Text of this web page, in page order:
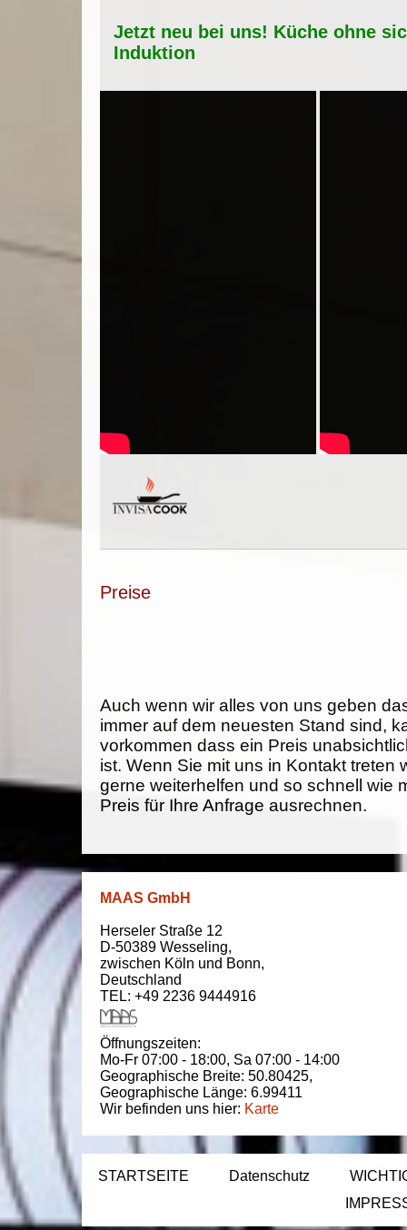
Jetzt neu bei uns! Küche ohne
Induktion
Preise
Auch wenn wir alles von uns geben
immer auf dem neuesten Stand sind,
vorkommen dass ein Preis
ist. Wenn Sie mit uns in Kontakt treten
gerne weiterhelfen und so schnell wie
Preis für Ihre Anfrage ausrechnen.
MAAS GmbH
Herseler Straße 12
D-50389 Wesseling,
zwischen Köln und Bonn,
Deutschland
TEL: +49 2236 9444916
Öffnungszeiten:
Mo-Fr 07:00 - 18:00, Sa 07:00 - 14:00
Geographische Breite: 50.80425,
Geographische Länge: 6.99411
Wir befinden uns hier: Karte
STARTSEITE Datenschutz